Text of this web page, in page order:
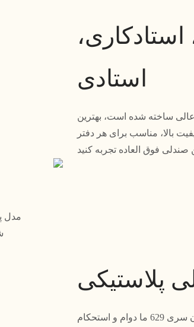
استادی
سری 629 که با دقت و عالی ساخته شده است، بهترین
بالا، مناسب برای هر دفتر
پلاستیکی
پانل داخلی پلاستیکی صندلی مدیریتی شیک و مدرن سری 629 ما دوام و استحکام